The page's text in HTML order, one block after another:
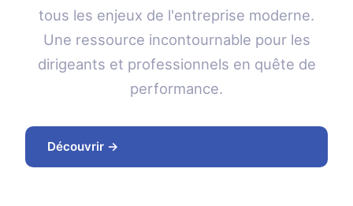
tous les enjeux de l'entreprise moderne.
Une ressource incontournable pour les
dirigeants et professionnels en quête de
performance.
Découvrir →